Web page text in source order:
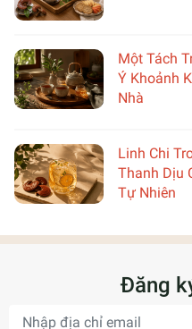
Một Tách
Ý Khoảnh
Nhà
Linh Chi
Thanh Dịu
Tự Nhiên
Đăng